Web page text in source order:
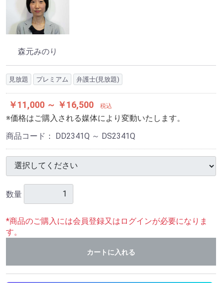
森元みのり
見放題 プレミアム 弁護士(見放題)
￥11,000 ～ ￥16,500 税込
※価格はご購入される媒体により変動いたします。
商品コード： DD2341Q ～ DS2341Q
数量
*商品のご購入には会員登録又はログインが必要になりま
す。
カートに入れる